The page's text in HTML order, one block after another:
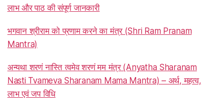
लाभ और पाठ की संपूर्ण जानकारी
भगवान श्रीराम को प्रणाम करने का मंत्र (Shri Ram Pranam
Mantra)
अन्यथा शरणं नास्ति त्वमेव शरणं मम मंत्र (Anyatha Sharanam
Nasti Tvameva Sharanam Mama Mantra) – अर्थ, महत्व,
लाभ एवं जप विधि